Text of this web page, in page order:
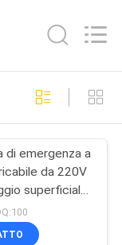
92
di emergenza a
da 220V
superficiale
di autonomia e
plastica